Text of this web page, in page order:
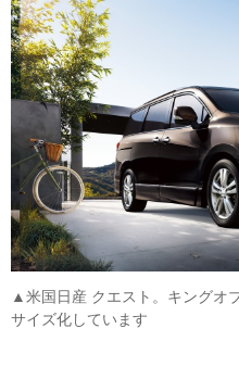
▲米国日産 クエスト。キングオ
サイズ化しています